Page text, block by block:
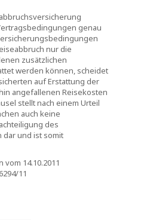
genau
nur die
zusätzlichen
werden können, scheidet
auf Erstattung der
angefallenen Reisekosten
stellt nach einem Urteil
auch keine
des
und ist somit
14.10.2011
11